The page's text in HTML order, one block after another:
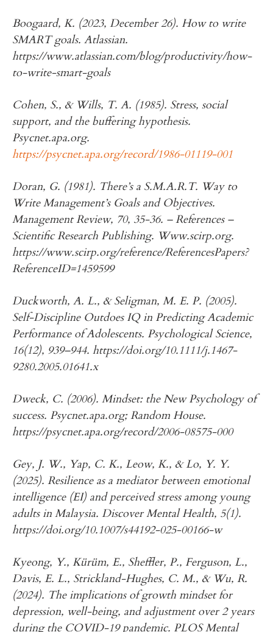
Boogaard, K. (2023, December 26). How to write
SMART goals. Atlassian.
https://www.atlassian.com/blog/productivity/how-
to-write-smart-goals
Cohen, S., & Wills, T. A. (1985). Stress, social
support, and the buffering hypothesis.
Psycnet.apa.org.
https://psycnet.apa.org/record/1986-01119-001
Doran, G. (1981). There’s a S.M.A.R.T. Way to
Write Management’s Goals and Objectives.
Management Review, 70, 35-36. – References –
Scientific Research Publishing. Www.scirp.org.
https://www.scirp.org/reference/ReferencesPapers?
ReferenceID=1459599
Duckworth, A. L., & Seligman, M. E. P. (2005).
Self-Discipline Outdoes IQ in Predicting Academic
Performance of Adolescents. Psychological Science,
16(12), 939–944. https://doi.org/10.1111/j.1467-
9280.2005.01641.x
Dweck, C. (2006). Mindset: the New Psychology of
success. Psycnet.apa.org; Random House.
https://psycnet.apa.org/record/2006-08575-000
Gey, J. W., Yap, C. K., Leow, K., & Lo, Y. Y.
(2025). Resilience as a mediator between emotional
intelligence (EI) and perceived stress among young
adults in Malaysia. Discover Mental Health, 5(1).
https://doi.org/10.1007/s44192-025-00166-w
Kyeong, Y., Kürüm, E., Sheffler, P., Ferguson, L.,
Davis, E. L., Strickland-Hughes, C. M., & Wu, R.
(2024). The implications of growth mindset for
depression, well-being, and adjustment over 2 years
during the COVID-19 pandemic. PLOS Mental